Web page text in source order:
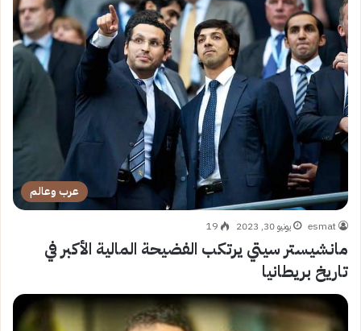
عرب وعالم
esmat يونيو 30, 2023 19
مانشيستر سيتي يرتكب الفضيحة المالية الأكبر في
تاريخ بريطانيا